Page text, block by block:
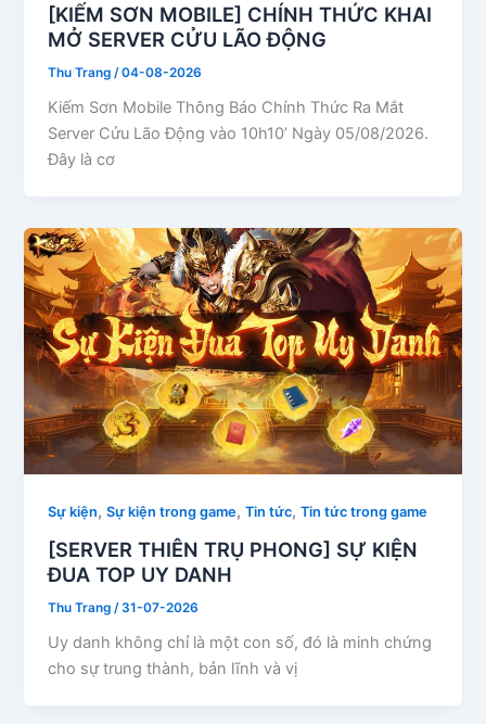
[KIẾM SƠN MOBILE] CHÍNH THỨC KHAI
MỞ SERVER CỬU LÃO ĐỘNG
Thu Trang /04-08-2026
Kiếm Sơn Mobile Thông Báo Chính Thức Ra Mắt
Server Cửu Lão Động vào 10h10’ Ngày 05/08/2026.
Đây là cơ
Sự kiện,Sự kiện trong game,Tin tức,Tin tức trong game
[SERVER THIÊN TRỤ PHONG] SỰ KIỆN
ĐUA TOP UY DANH
Thu Trang /31-07-2026
Uy danh không chỉ là một con số, đó là minh chứng
cho sự trung thành, bản lĩnh và vị